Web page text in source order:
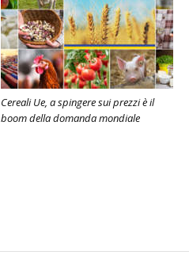
Cereali Ue, a spingere sui prezzi è il
boom della domanda mondiale